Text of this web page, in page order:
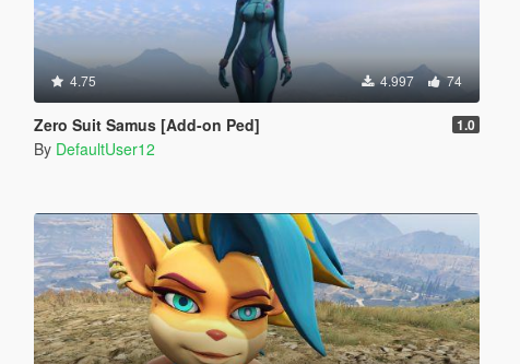
4.75 4.997 74
Zero Suit Samus [Add-on Ped] 1.0
By DefaultUser12